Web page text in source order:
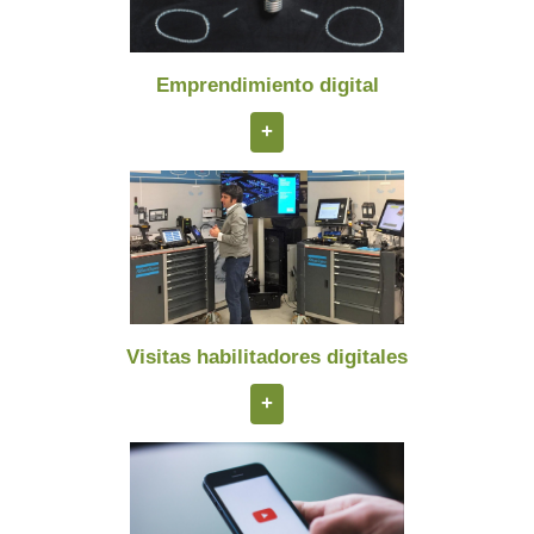
Emprendimiento digital
+
Visitas habilitadores digitales
+